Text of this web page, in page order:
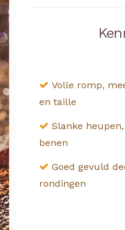
Volle romp,
en taille
Slanke
benen
Goed gevuld
rondingen